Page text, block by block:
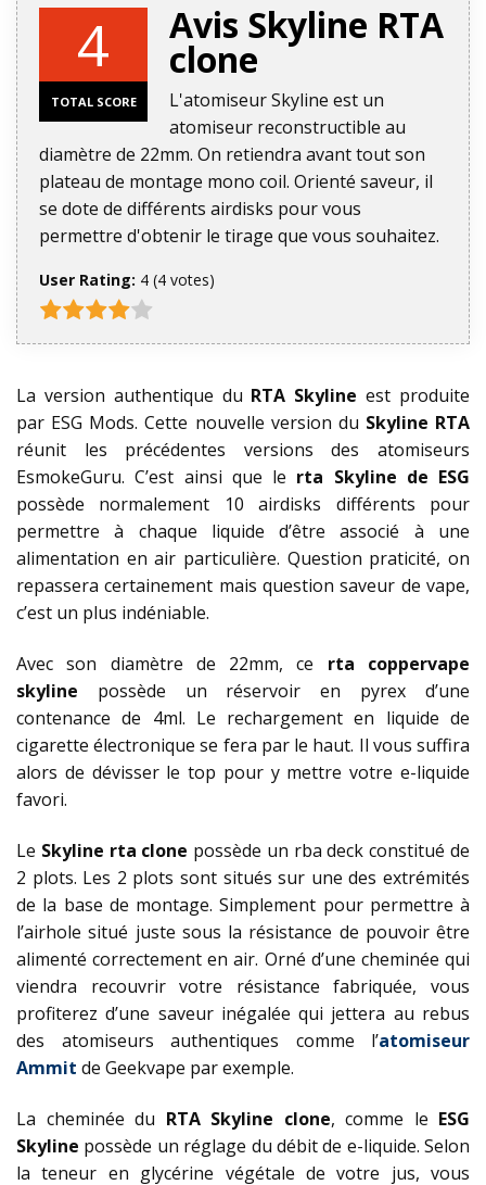
4
TOTAL SCORE
Avis Skyline RTA
clone
L'atomiseur Skyline est un
atomiseur reconstructible au
diamètre de 22mm. On retiendra avant tout son
plateau de montage mono coil. Orienté saveur, il
se dote de différents airdisks pour vous
permettre d'obtenir le tirage que vous souhaitez.
User Rating: 4 (4 votes)
La version authentique du RTA Skyline est produite
par ESG Mods. Cette nouvelle version du Skyline RTA
réunit les précédentes versions des atomiseurs
EsmokeGuru. C’est ainsi que le rta Skyline de ESG
possède normalement 10 airdisks différents pour
permettre à chaque liquide d’être associé à une
alimentation en air particulière. Question praticité, on
repassera certainement mais question saveur de vape,
c’est un plus indéniable.
Avec son diamètre de 22mm, ce rta coppervape
skyline possède un réservoir en pyrex d’une
contenance de 4ml. Le rechargement en liquide de
cigarette électronique se fera par le haut. Il vous suffira
alors de dévisser le top pour y mettre votre e-liquide
favori.
Le Skyline rta clone possède un rba deck constitué de
2 plots. Les 2 plots sont situés sur une des extrémités
de la base de montage. Simplement pour permettre à
l’airhole situé juste sous la résistance de pouvoir être
alimenté correctement en air. Orné d’une cheminée qui
viendra recouvrir votre résistance fabriquée, vous
profiterez d’une saveur inégalée qui jettera au rebus
des atomiseurs authentiques comme l’atomiseur
Ammit de Geekvape par exemple.
La cheminée du RTA Skyline clone, comme le ESG
Skyline possède un réglage du débit de e-liquide. Selon
la teneur en glycérine végétale de votre jus, vous